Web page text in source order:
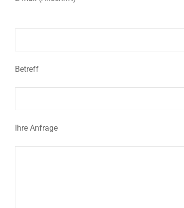
Betreff
Ihre Anfrage